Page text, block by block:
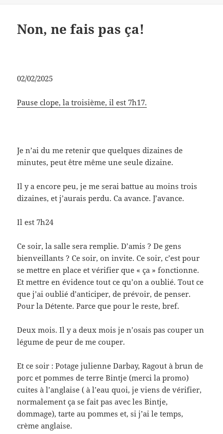
Non, ne fais pas ça!
02/02/2025
Pause clope, la troisième, il est 7h17.
Je n’ai du me retenir que quelques dizaines de
minutes, peut être même une seule dizaine.
Il y a encore peu, je me serai battue au moins trois
dizaines, et j’aurais perdu. Ca avance. J’avance.
Il est 7h24
Ce soir, la salle sera remplie. D’amis ? De gens
bienveillants ? Ce soir, on invite. Ce soir, c’est pour
se mettre en place et vérifier que « ça » fonctionne.
Et mettre en évidence tout ce qu’on a oublié. Tout ce
que j’ai oublié d’anticiper, de prévoir, de penser.
Pour la Détente. Parce que pour le reste, bref.
Deux mois. Il y a deux mois je n’osais pas couper un
légume de peur de me couper.
Et ce soir : Potage julienne Darbay, Ragout à brun de
porc et pommes de terre Bintje (merci la promo)
cuites à l’anglaise ( à l’eau quoi, je viens de vérifier,
normalement ça se fait pas avec les Bintje,
dommage), tarte au pommes et, si j’ai le temps,
crème anglaise.